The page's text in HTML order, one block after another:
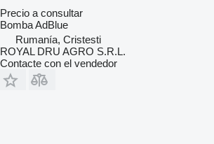
Precio a consultar
Bomba AdBlue
Rumanía, Cristesti
ROYAL DRU AGRO S.R.L.
Contacte con el vendedor